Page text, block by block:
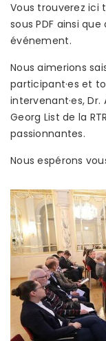
Vous trouverez ici
sous PDF ainsi
événement.
Nous aimerions
participant·es et
intervenant·es, Dr.
Georg List de la
passionnantes.
Nous espérons